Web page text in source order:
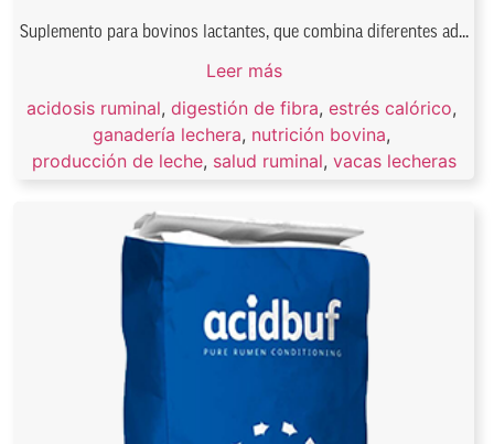
Suplemento para bovinos lactantes, que combina diferentes ad...
Leer más
acidosis ruminal, digestión de fibra, estrés calórico,
ganadería lechera, nutrición bovina,
producción de leche, salud ruminal, vacas lecheras